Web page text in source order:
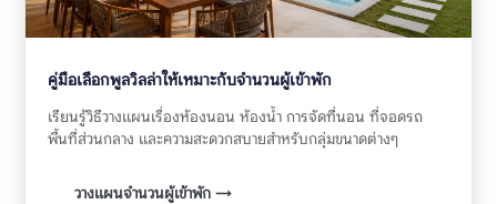
คู่มือเลือกพูลวิลล่าให้เหมาะกับจำนวนผู้เข้าพัก
เรียนรู้วิธีวางแผนเรื่องห้องนอน ห้องน้ำ การจัดที่นอน ที่จอดรถ
พื้นที่ส่วนกลาง และความสะดวกสบายสำหรับกลุ่มขนาดต่างๆ
วางแผนจำนวนผู้เข้าพัก →